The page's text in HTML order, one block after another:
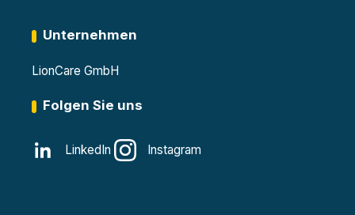
Unternehmen
LionCare GmbH
Folgen Sie uns
LinkedIn Instagram